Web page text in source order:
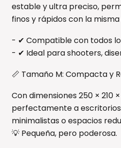
estable y ultra preciso,
finos y rápidos con la
- ✔ Compatible con todos
- ✔ Ideal para shooters,
📏 Tamaño M: Compacta y
Con dimensiones 250 × 210
perfectamente a
minimalistas o espacios
💡 Pequeña, pero poderosa.